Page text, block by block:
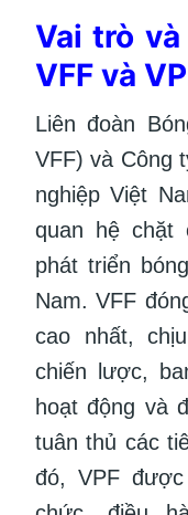
Vai trò
VFF và
Liên đoàn
VFF) và Công
nghiệp Việt
quan hệ chặt
phát triển
Nam. VFF
cao nhất,
chiến lược,
hoạt động và
tuân thủ các
đó, VPF